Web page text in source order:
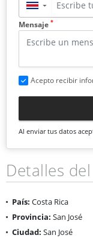
▼
Mensaje *
Acepto recibir
Al enviar tus datos
Detalles
País: Costa Rica
Provincia: San José
Ciudad: San José